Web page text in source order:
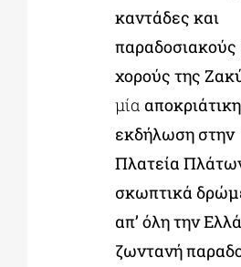
καντάδες και
παραδοσιακούς
χορούς της
μία αποκριάτικη
εκδήλωση στην
Πλατεία
σκωπτικά
απ’ όλη την
ζωντανή